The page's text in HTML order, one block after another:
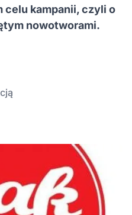
celu kampanii, czyli o
nowotworami.